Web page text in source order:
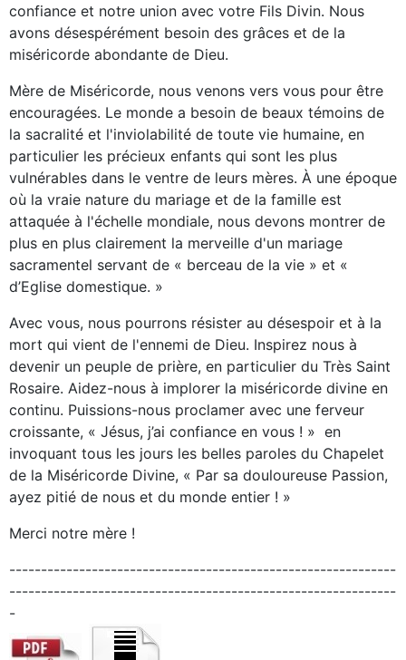
confiance et notre union avec votre Fils Divin. Nous
avons désespérément besoin des grâces et de la
miséricorde abondante de Dieu.
Mère de Miséricorde, nous venons vers vous pour être
encouragées. Le monde a besoin de beaux témoins de
la sacralité et l'inviolabilité de toute vie humaine, en
particulier les précieux enfants qui sont les plus
vulnérables dans le ventre de leurs mères. À une époque
où la vraie nature du mariage et de la famille est
attaquée à l'échelle mondiale, nous devons montrer de
plus en plus clairement la merveille d'un mariage
sacramentel servant de « berceau de la vie » et «
d’Eglise domestique. »
Avec vous, nous pourrons résister au désespoir et à la
mort qui vient de l'ennemi de Dieu. Inspirez nous à
devenir un peuple de prière, en particulier du Très Saint
Rosaire. Aidez-nous à implorer la miséricorde divine en
continu. Puissions-nous proclamer avec une ferveur
croissante, « Jésus, j’ai confiance en vous ! » en
invoquant tous les jours les belles paroles du Chapelet
de la Miséricorde Divine, « Par sa douloureuse Passion,
ayez pitié de nous et du monde entier ! »
Merci notre mère !
-------------------------------------------------------------
-------------------------------------------------------------
-